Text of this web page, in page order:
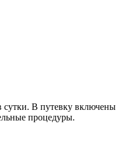
сутки. В путевку включены
процедуры.